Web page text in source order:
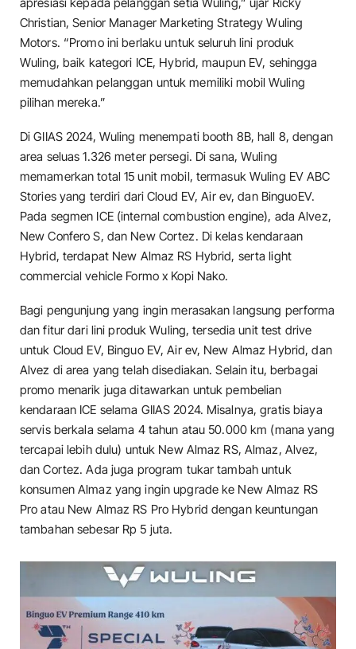
Christian, Senior Manager Marketing Strategy Wuling
Motors. “Promo ini berlaku untuk seluruh lini produk
Wuling, baik kategori ICE, Hybrid, maupun EV, sehingga
memudahkan pelanggan untuk memiliki mobil Wuling
pilihan mereka.”
Di GIIAS 2024, Wuling menempati booth 8B, hall 8, dengan
area seluas 1.326 meter persegi. Di sana, Wuling
memamerkan total 15 unit mobil, termasuk Wuling EV ABC
Stories yang terdiri dari Cloud EV, Air ev, dan BinguoEV.
Pada segmen ICE (internal combustion engine), ada Alvez,
New Confero S, dan New Cortez. Di kelas kendaraan
Hybrid, terdapat New Almaz RS Hybrid, serta light
commercial vehicle Formo x Kopi Nako.
Bagi pengunjung yang ingin merasakan langsung performa
dan fitur dari lini produk Wuling, tersedia unit test drive
untuk Cloud EV, Binguo EV, Air ev, New Almaz Hybrid, dan
Alvez di area yang telah disediakan. Selain itu, berbagai
promo menarik juga ditawarkan untuk pembelian
kendaraan ICE selama GIIAS 2024. Misalnya, gratis biaya
servis berkala selama 4 tahun atau 50.000 km (mana yang
tercapai lebih dulu) untuk New Almaz RS, Almaz, Alvez,
dan Cortez. Ada juga program tukar tambah untuk
konsumen Almaz yang ingin upgrade ke New Almaz RS
Pro atau New Almaz RS Pro Hybrid dengan keuntungan
tambahan sebesar Rp 5 juta.